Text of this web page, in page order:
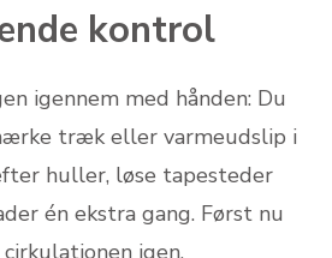
kontrol
igennem med hånden: Du
træk eller varmeudslip i
huller, løse tapesteder
én ekstra gang. Først nu
igen.